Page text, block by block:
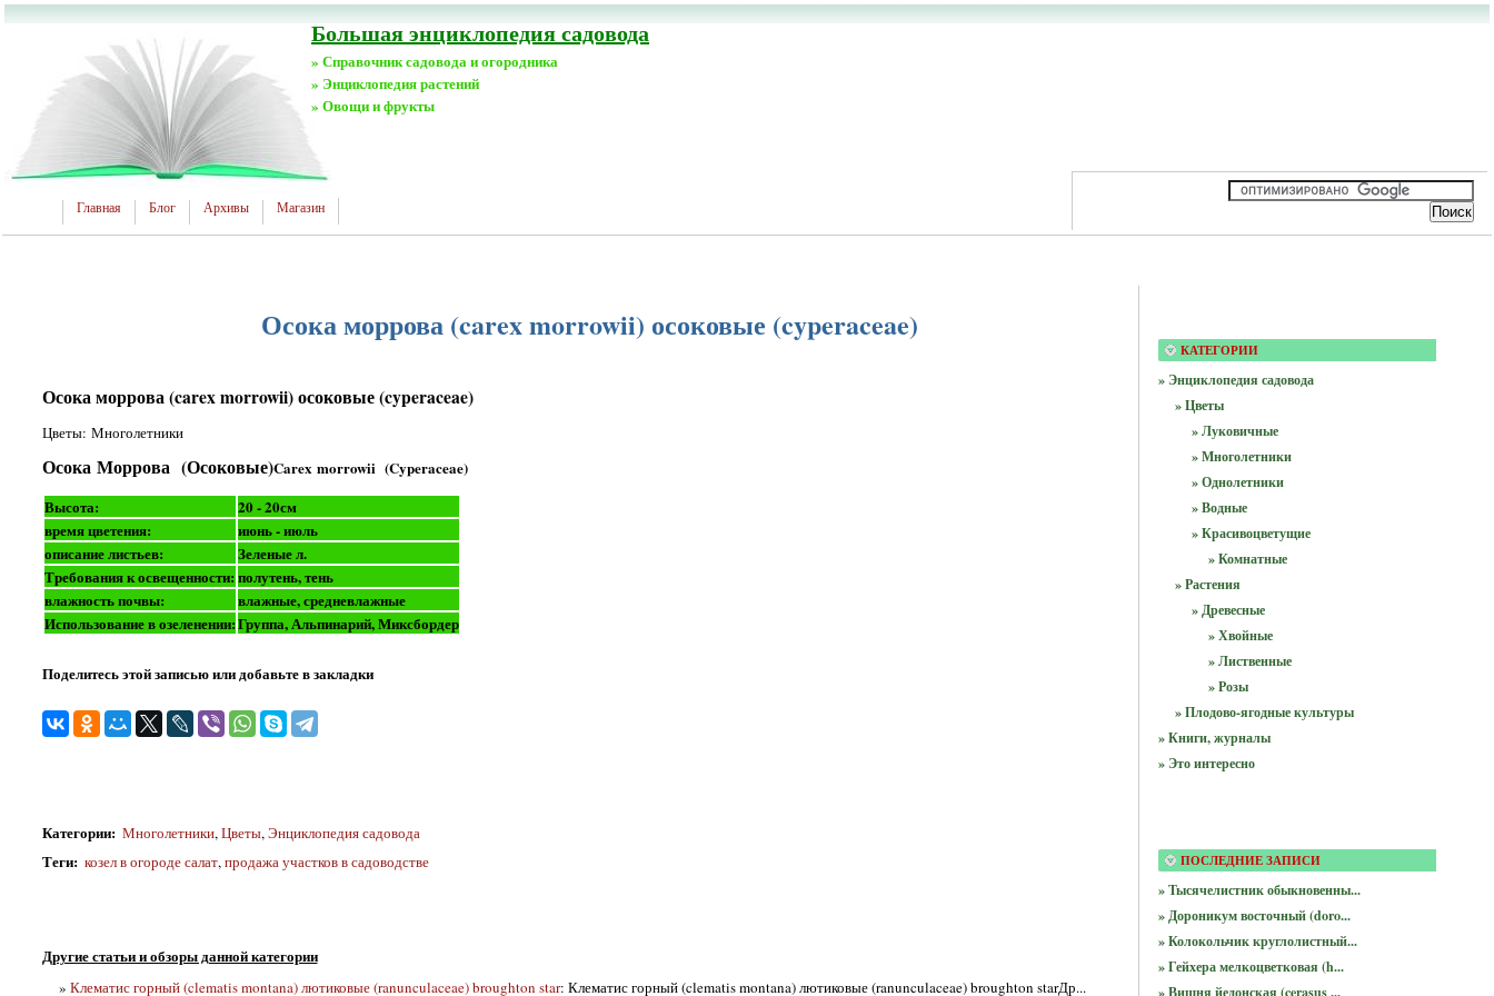
Большая энциклопедия садовода
» Справочник садовода и огородника
» Энциклопедия растений
» Овощи и фрукты
Главная Блог Архивы Магазин
Осока моррова (carex morrowii) осоковые (cyperaceae)
Осока моррова (carex morrowii) осоковые (cyperaceae)
Цветы: Многолетники
Осока Моррова (Осоковые)Carex morrowii (Cyperaceae)
Высота:
20 - 20см
время цветения:
июнь - июль
описание листьев:
Зеленые л.
Требования к освещенности: полутень, тень
влажность почвы:
влажные, средневлажные
Использование в озеленении:Группа, Альпинарий, Миксбордер
Поделитесь этой записью или добавьте в закладки
Категории: Многолетники,Цветы,Энциклопедия садовода
Теги: козел в огороде салат,продажа участков в садоводстве
Другие статьи и обзоры данной категории
» Клематис горный (clematis montana) лютиковые (ranunculaceae) broughton star: Клематис горный (clematis montana) лютиковые (ranunculaceae) broughton starДр...
КАТЕГОРИИ
» Энциклопедия садовода
» Цветы
» Луковичные
» Многолетники
» Однолетники
» Водные
» Красивоцветущие
» Комнатные
» Растения
» Древесные
» Хвойные
» Лиственные
» Розы
» Плодово-ягодные культуры
» Книги, журналы
» Это интересно
ПОСЛЕДНИЕ ЗАПИСИ
» Тысячелистник обыкновенны...
» Дороникум восточный (doro...
» Колокольчик круглолистный...
» Гейхера мелкоцветковая (h...
» Вишня йедонская (cerasus ...